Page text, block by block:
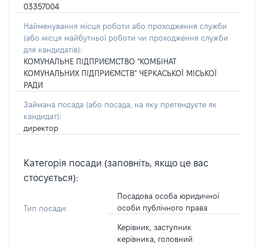
03357004
Найменування місця роботи або проходження служби
(або місця майбутньої роботи чи проходження служби
для кандидатів):
КОМУНАЛЬНЕ ПІДПРИЄМСТВО "КОМБІНАТ
КОМУНАЛЬНИХ ПІДПРИЄМСТВ" ЧЕРКАСЬКОЇ МІСЬКОЇ
РАДИ
Займана посада (або посада, на яку претендуєте як
кандидат):
директор
Категорія посади (заповніть, якщо це вас
стосується):
Тип посади:
Посадова особа юридичної
особи публічного права
Керівник, заступник
керівника, головний